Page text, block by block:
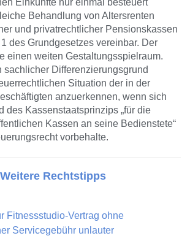
Behandlung von Altersrenten
und privatrechtlicher Pensionskassen
des Grundgesetzes vereinbar. Der
einen weiten Gestaltungsspielraum.
sachlicher Differenzierungsgrund
Situation der in der
anzuerkennen, wenn sich
des Kassenstaatsprinzips „für die
Kassen an seine Bedienstete“
vorbehalte.
Weitere Rechtstipps
Fitnessstudio-Vertrag ohne
Servicegebühr unlauter